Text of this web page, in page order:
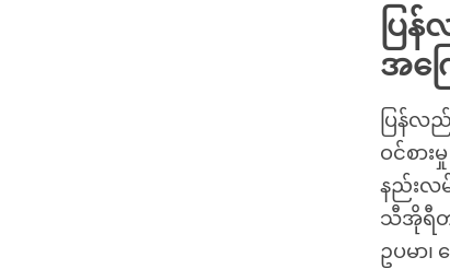
ပြ
အကြ
ပြန်လ
ဝင်စာ
နည်းလ
သီအိုရီတ
ဥပမာ